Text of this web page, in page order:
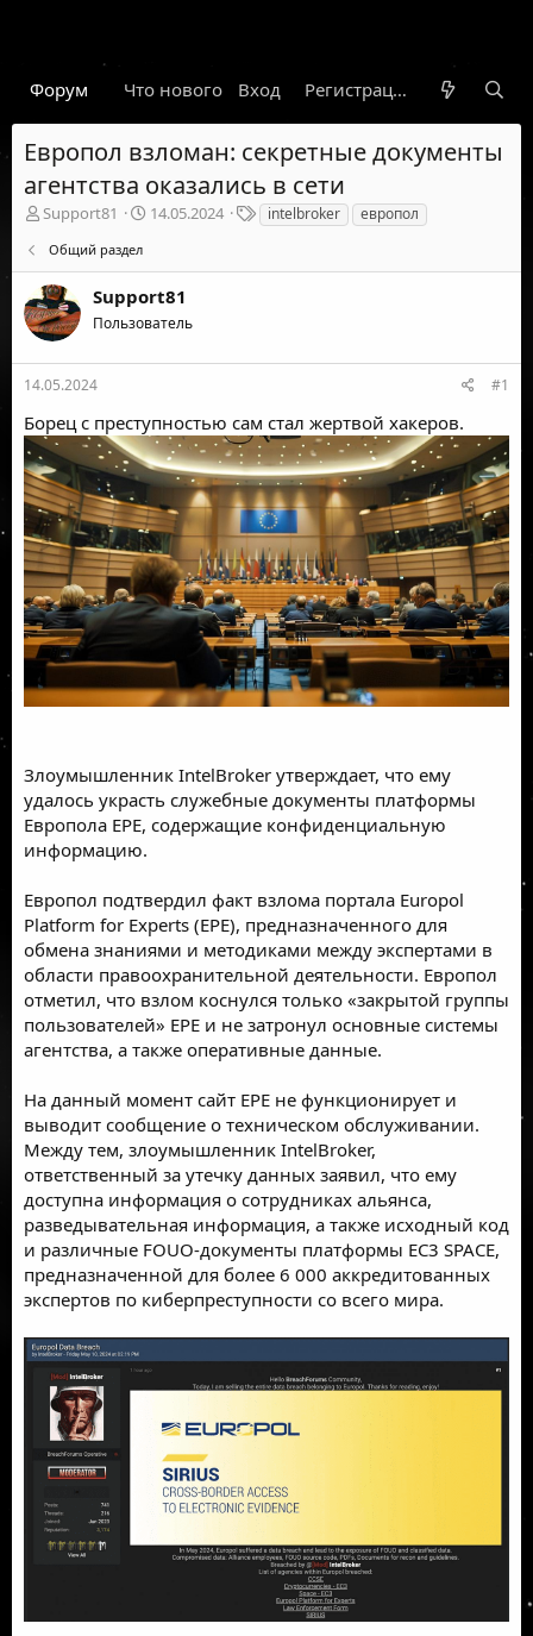
Форум Что нового Гарант Новости
Вход Регистрация
Европол взломан: секретные документы
агентства оказались в сети
А
о
р
т
е
м
ы
Support81
Д
а
н
а
а
14.05.2024
Т
е
и
intelbroker европол
Общий раздел
Support81
Пользователь
14.05.2024 #1
Борец с преступностью сам стал жертвой хакеров.
Злоумышленник IntelBroker утверждает, что ему
удалось украсть служебные документы платформы
Европола EPE, содержащие конфиденциальную
информацию.
Европол подтвердил факт взлома портала Europol
Platform for Experts (EPE), предназначенного для
обмена знаниями и методиками между экспертами в
области правоохранительной деятельности. Европол
отметил, что взлом коснулся только «закрытой группы
пользователей» EPE и не затронул основные системы
агентства, а также оперативные данные.
На данный момент сайт EPE не функционирует и
выводит сообщение о техническом обслуживании.
Между тем, злоумышленник IntelBroker,
ответственный за утечку данных заявил, что ему
доступна информация о сотрудниках альянса,
разведывательная информация, а также исходный код
и различные FOUO-документы платформы EC3 SPACE,
предназначенной для более 6 000 аккредитованных
экспертов по киберпреступности со всего мира.